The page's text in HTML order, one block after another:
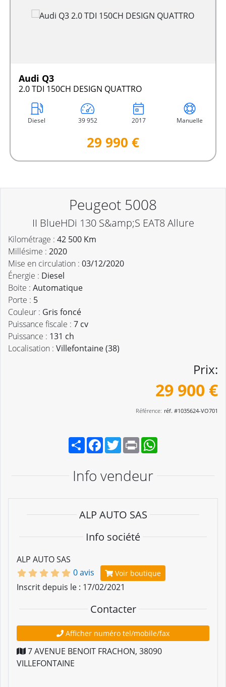
Audi Q3
2.0 TDI 150CH DESIGN QUATTRO
Diesel 39 952 2017 Manuelle
29 990 €
Peugeot 5008
II BlueHDi 130 S&amp;S EAT8 Allure
Kilométrage : 42 500 Km
Millésime : 2020
Mise en circulation : 03/12/2020
Énergie : Diesel
Boite : Automatique
Porte : 5
Couleur : Gris foncé
Puissance fiscale : 7 cv
Puissance : 131 ch
Localisation : Villefontaine (38)
Prix:
29 900 €
Référence: réf. #1035624-VO701
PartagerFacebook
TwitterPrint
Info vendeur
ALP AUTO SAS
Info société
ALP AUTO SAS
0 avis
Voir boutique
Inscrit depuis le : 17/02/2021
Contacter
Afficher numéro tel/mobile/fax
7 AVENUE BENOIT FRACHON, 38090
VILLEFONTAINE